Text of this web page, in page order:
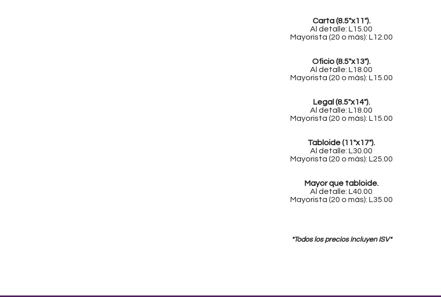
Carta (8.5"x11").
Al detalle: L15.00
Mayorista (20 o más): L12.00
Oficio (8.5"x13").
Al detalle: L18.00
Mayorista (20 o más): L15.00
Legal (8.5"x14").
Al detalle: L18.00
Mayorista (20 o más): L15.00
Tabloide (11"x17").
Al detalle: L30.00
Mayorista (20 o más): L25.00
Mayor que tabloide.
Al detalle: L40.00
Mayorista (20 o más): L35.00
*Todos los precios incluyen ISV*